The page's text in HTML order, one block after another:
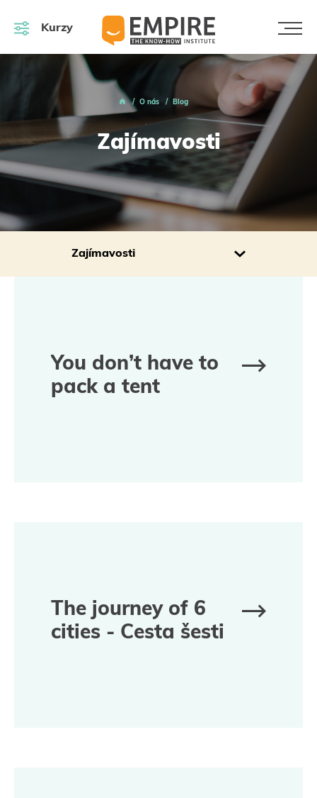
Kurzy
O nás Blog
Zajímavosti
Zajímavosti
You don’t have to
pack a tent
The journey of 6
cities - Cesta šesti